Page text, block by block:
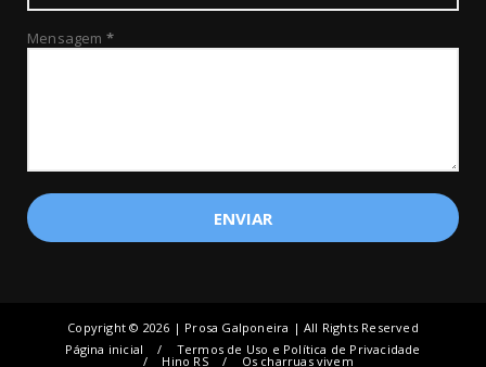
Mensagem *
Copyright © 2026 | Prosa Galponeira | All Rights Reserved
Página inicial
Termos de Uso e Política de Privacidade
Hino RS Os charruas vivem